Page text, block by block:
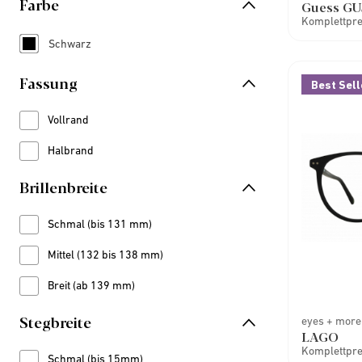
Schwarz
Refine by Farbe: Schwarz
Fassung
Vollrand
Refine by Fassung: Vollrand
Halbrand
Refine by Fassung: Halbrand
Brillenbreite
Schmal (bis 131 mm)
Refine by Brillenbreite: Schmal (bis 131 mm)
Mittel (132 bis 138 mm)
Refine by Brillenbreite: Mittel (132 bis 138 mm)
Breit (ab 139 mm)
Refine by Brillenbreite: Breit (ab 139 mm)
Stegbreite
Schmal (bis 15mm)
Refine by Stegbreite: Schmal (bis 15mm)
Guess
Best
eyes + more
LAGO